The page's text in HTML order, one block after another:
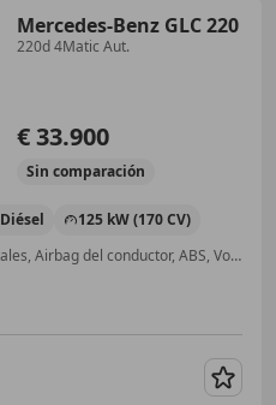
Mercedes-Benz GLC 220
220d 4Matic Aut.
€ 33.900
Sin comparación
Diésel
125 kW (170 CV)
Paquete Sport, 4WD, Airbags laterales, Airbag del conductor, ABS, Volante multifunción, Cierre centralizado, Sensor de lluvia